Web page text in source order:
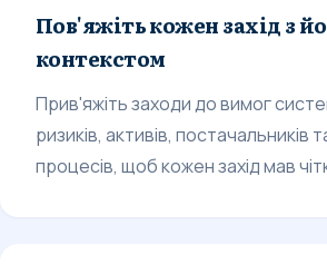
Пов'яжіть кожен захід з
контекстом
Прив'яжіть заходи до вимог
ризиків, активів, постачальників
процесів, щоб кожен захід мав